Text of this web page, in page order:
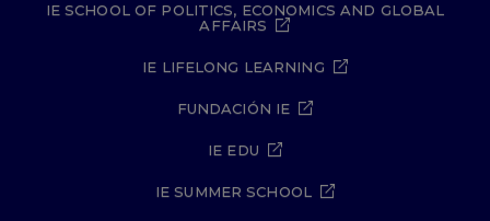
IE SCHOOL OF POLITICS, ECONOMICS AND GLOBAL
AFFAIRS
IE LIFELONG LEARNING
FUNDACIÓN IE
IE EDU
IE SUMMER SCHOOL